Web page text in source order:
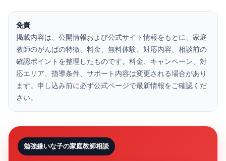
免責
掲載内容は、公開情報および公式サイト情報をもとに、家庭
教師のがんばの特徴、料金、無料体験、対応内容、相談前の
確認ポイントを整理したものです。料金、キャンペーン、対
応エリア、指導条件、サポート内容は変更される場合があり
ます。申し込み前に必ず公式ページで最新情報をご確認くだ
さい。
勉強嫌いな子の家庭教師相談